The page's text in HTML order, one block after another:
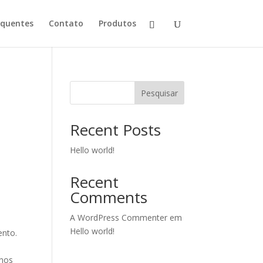
Contato Produtos
Pesquisar
Recent Posts
Hello world!
Recent
Comments
A WordPress Commenter em
Hello world!